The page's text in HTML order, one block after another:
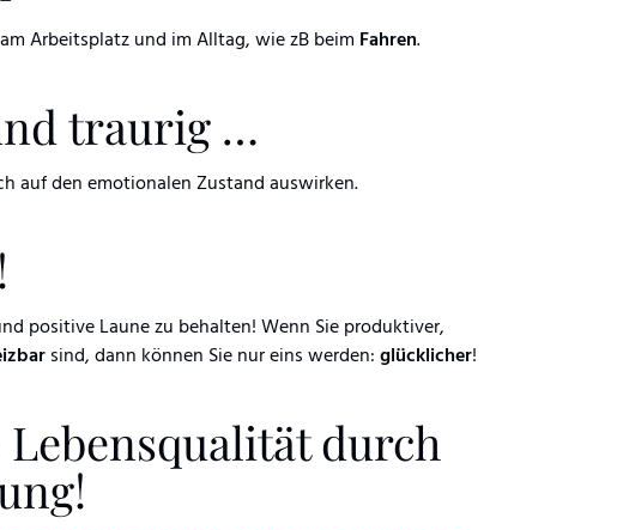
Arbeitsplatz und im Alltag, wie zB beim Fahren.
traurig …
auf den emotionalen Zustand auswirken.
positive Laune zu behalten! Wenn Sie produktiver,
sind, dann können Sie nur eins werden:glücklicher!
durch